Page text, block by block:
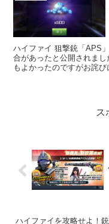
ハイファイ 狙撃銃「APS
合があったと公開されま
もよかったのですがお詫
ス
ハイファイを攻略せよ！